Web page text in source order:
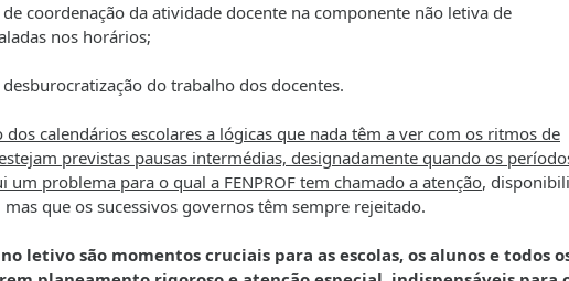
de coordenação da atividade docente na componente não letiva de
nos horários;
desburocratização do trabalho dos docentes.
dos calendários escolares a lógicas que nada têm a ver com os ritmos de
previstas pausas intermédias, designadamente quando os
problema para o qual a FENPROF tem chamado a atenção,
que os sucessivos governos têm sempre rejeitado.
letivo são momentos cruciais para as escolas, os alunos e todos